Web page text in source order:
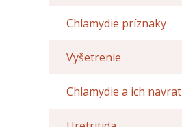
Chlamydie príznaky
Vyšetrenie
Chlamydie a ich navrat